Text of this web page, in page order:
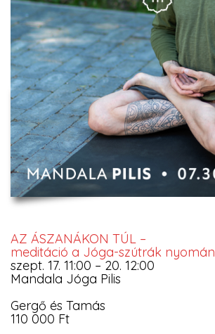
AZ ÁSZANÁKON TÚL –
meditáció a Jóga-szútrák nyomán
szept. 17. 11:00 – 20. 12:00
Mandala Jóga Pilis
Gergő és Tamás
110 000 Ft